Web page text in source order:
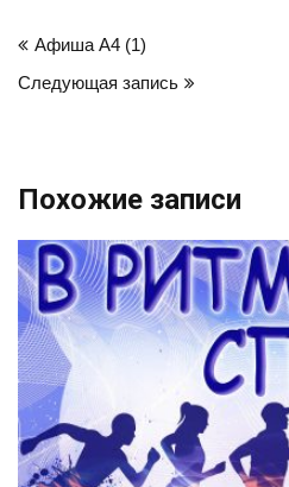
по
Афиша А4 (1)
Следующая запись
Похожие записи